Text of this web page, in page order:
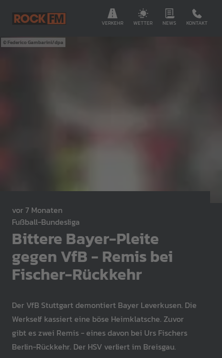
VERKEHR WETTER NEWS KONTAKT
Federico Gambarini/dpa
vor 7 Monaten
Fußball-Bundesliga
Bittere Bayer-Pleite
gegen VfB - Remis bei
Fischer-Rückkehr
Der VfB Stuttgart demontiert Bayer Leverkusen. Die
Werkself kassiert eine böse Heimklatsche. Zuvor
gibt es zwei Remis - eines davon bei Urs Fischers
Berlin-Rückkehr. Der HSV verliert im Breisgau.